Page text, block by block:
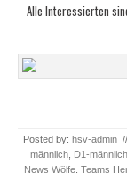
Alle Interessierten
Posted by: hsv-admin //
männlich
D1-männlich
News Wölfe, Teams